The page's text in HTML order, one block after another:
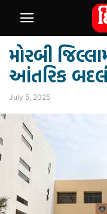
મોરબી
આંતરિક
July 5, 2025